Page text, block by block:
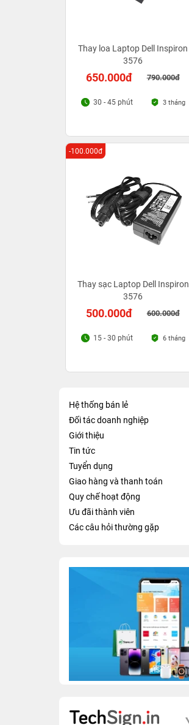
Thay loa Laptop Dell Inspiron
3576
650.000đ 790.000đ
30 - 45 phút 3 tháng
Thay sạc Laptop Dell Inspiron
3576
500.000đ 600.000đ
-100.000đ
15 - 30 phút 6 tháng
Hệ thống bán lẻ
Đối tác doanh nghiệp
Giới thiệu
Tin tức
Tuyển dụng
Giao hàng và thanh toán
Quy chế hoạt động
Ưu đãi thành viên
Các câu hỏi thường gặp